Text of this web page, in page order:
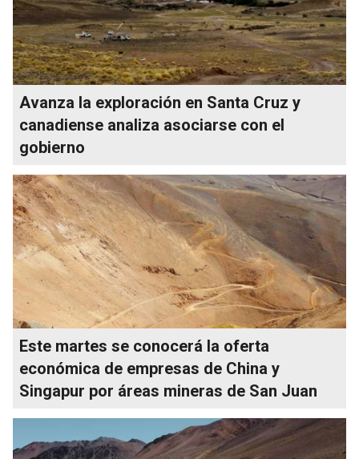
Avanza la exploración en Santa Cruz y
canadiense analiza asociarse con el
gobierno
Este martes se conocerá la oferta
económica de empresas de China y
Singapur por áreas mineras de San Juan